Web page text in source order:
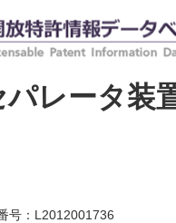
パレータ装
号： L2012001736